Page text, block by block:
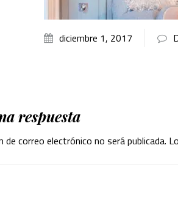
diciembre 1, 2017
respuesta
de correo electrónico no será publicada.